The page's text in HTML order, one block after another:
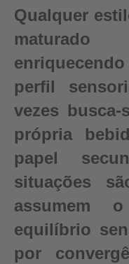
Qualquer
perfil
vezes
própria
papel
situações
assumem
equilíbrio
por